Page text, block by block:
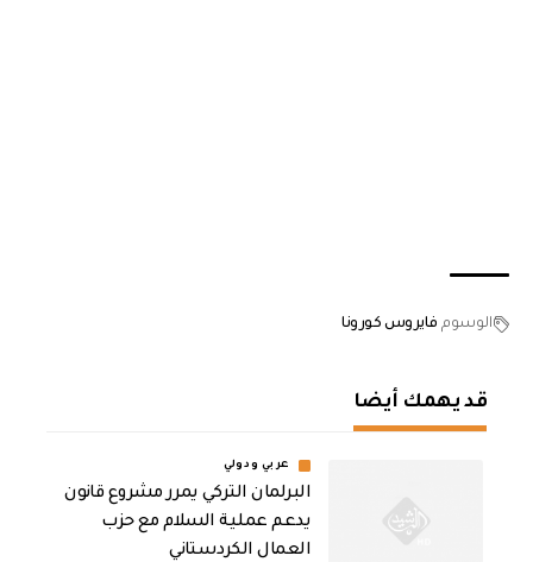
الوسوم فايروس كورونا
قد يهمك أيضا
عربي ودولي
‏البرلمان التركي يمرر مشروع قانون
يدعم عملية السلام مع حزب
العمال الكردستاني